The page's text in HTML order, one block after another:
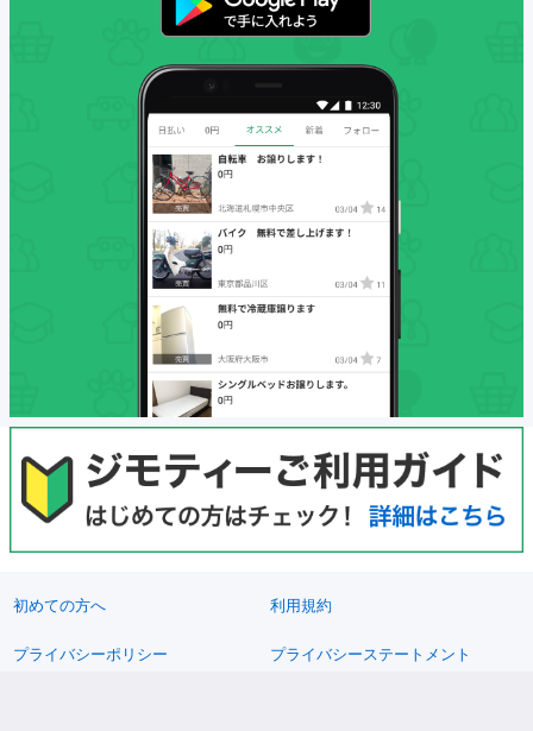
初めての方へ 利用規約
プライバシーポリシー プライバシーステートメント